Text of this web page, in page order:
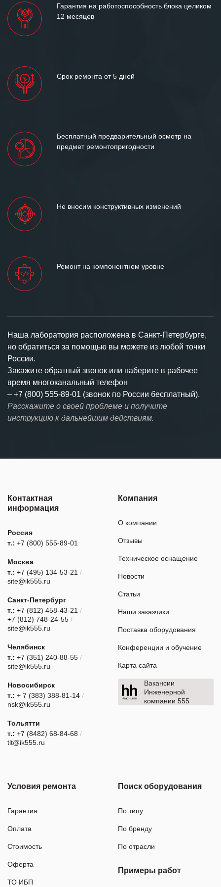
Гарантия на работоспособность блока целиком
12 месяцев
Срок ремонта от 5 дней
Бесплатный предварительный осмотр на
предмет ремонтопригодности
Не вносим конструктивных изменений
Ремонт на компонентном уровне
Наша лаборатория расположена в Санкт-Петербурге,
но обратиться за помощью вы можете из любой точки
России.
Закажите обратный звонок или наберите в рабочее
время многоканальный телефон
– +7 (800) 555-89-01 (звонок по России бесплатный).
Расскажите о своей проблеме и получите
инструкцию к дальнейшим действиям.
Контактная
информация
Россия
т.: +7 (800) 555-89-01
Москва
т.: +7 (495) 134-53-21 /
site@ik555.ru
Санкт-Петербург
т.: +7 (812) 458-43-21 /
+7 (812) 748-24-55 /
site@ik555.ru
Челябинск
т.: +7 (351) 240-88-55 /
site@ik555.ru
Новосибирск
т.: + 7 (383) 388-81-14 /
nsk@ik555.ru
Тольятти
т.: +7 (8482) 68-84-68 /
tlt@ik555.ru
Компания
О компании
Отзывы
Техническое оснащение
Новости
Статьи
Наши заказчики
Поставка оборудования
Конференции и обучение
Карта сайта
Вакансии
Инженерной
компании 555
Условия ремонта
Гарантия
Оплата
Стоимость
Оферта
ТО ИБП
Поиск оборудования
По типу
По бренду
По отрасли
Примеры работ